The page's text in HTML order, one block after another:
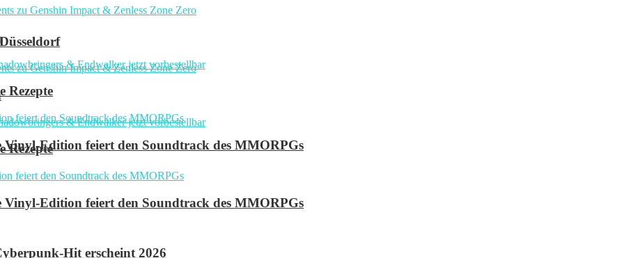
Rezepte
Edition feiert den Soundtrack des MMORPGs
Hit erscheint 2026
Rezepte
Edition feiert den Soundtrack des MMORPGs